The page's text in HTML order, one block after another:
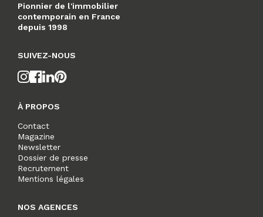
Pionnier de l'immobilier
contemporain en France
depuis 1998
SUIVEZ-NOUS
À PROPOS
Contact
Magazine
Newsletter
Dossier de presse
Recrutement
Mentions légales
NOS AGENCES